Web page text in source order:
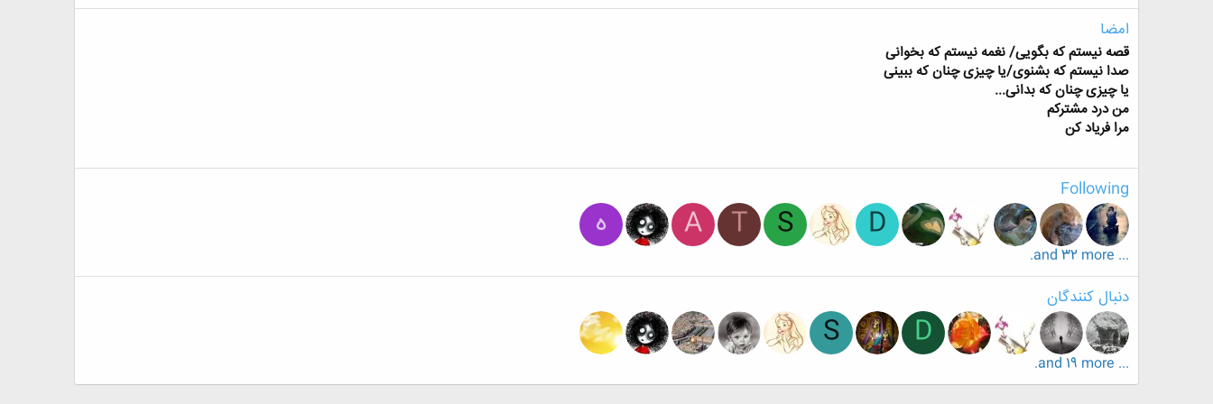
امضا
قصه نیستم که بگویی/ نغمه نیستم که بخوانی
صدا نیستم که بشنوی/یا چیزی چنان که ببینی
یا چیزی چنان که بدانی...
من درد مشترکم
مرا فریاد کن
Following
D
S
T
A ه
... and 32 more.
دنبال کنندگان
D
S
... and 19 more.